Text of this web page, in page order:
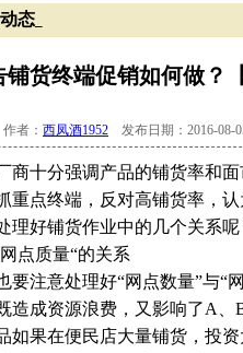
态
铺货终端促销如何做？
作者： 西凤酒1952 发布日期：2016-08-
十分强调产品的铺货率和面
重点终端，反对高铺货率，
理好铺货作业中的几个关系呢
点质量“的关系
注意处理好“网点数量”与“
造成资源浪费，又影响了A、
果在便民店大量铺货，投资